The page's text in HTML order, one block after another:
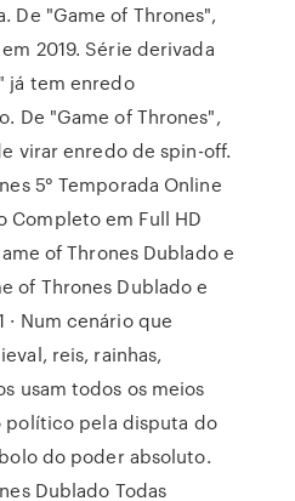
De "Game of Thrones",
2019. Série derivada
já tem enredo
De "Game of Thrones",
virar enredo de spin-off.
5° Temporada Online
Completo em Full HD
of Thrones Dublado e
of Thrones Dublado e
· Num cenário que
reis, rainhas,
usam todos os meios
político pela disputa do
do poder absoluto.
Dublado Todas